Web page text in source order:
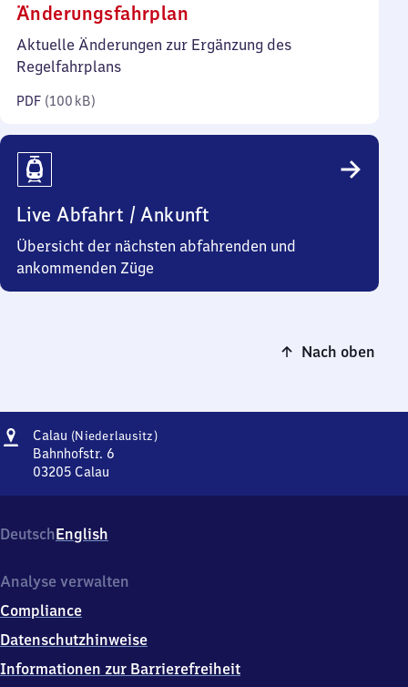
Änderungsfahrplan
100
Aktuelle Änderungen zur Ergänzung des
Regelfahrplans
PDF (100 kB)
Live Abfahrt / Ankunft
Übersicht der nächsten abfahrenden und
ankommenden Züge
Nach oben
Adresse
Calau (Niederlausitz)Calau
Bahnhofstr. 6
03205 Calau
Bahnhofstr.
6,
3
0
5
DeutschEnglish
Analyse verwalten
Compliance
Datenschutzhinweise
Informationen zur Barrierefreiheit